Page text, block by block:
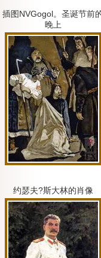
插图NVGogol。圣诞节前
晚上
约瑟夫?斯大林的肖像